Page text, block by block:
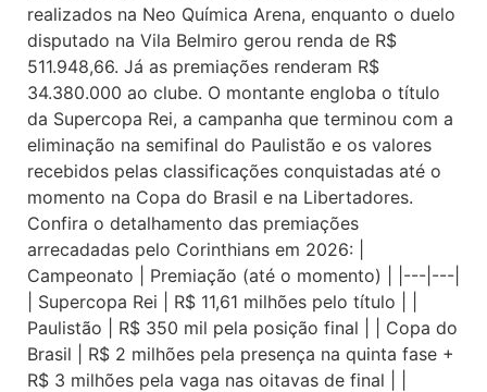
realizados na Neo Química Arena, enquanto o duelo
disputado na Vila Belmiro gerou renda de R$
511.948,66. Já as premiações renderam R$
34.380.000 ao clube. O montante engloba o título
da Supercopa Rei, a campanha que terminou com a
eliminação na semifinal do Paulistão e os valores
recebidos pelas classificações conquistadas até o
momento na Copa do Brasil e na Libertadores.
Confira o detalhamento das premiações
arrecadadas pelo Corinthians em 2026: |
Campeonato | Premiação (até o momento) | |---|---|
| Supercopa Rei | R$ 11,61 milhões pelo título | |
Paulistão | R$ 350 mil pela posição final | | Copa do
Brasil | R$ 2 milhões pela presença na quinta fase +
R$ 3 milhões pela vaga nas oitavas de final | |